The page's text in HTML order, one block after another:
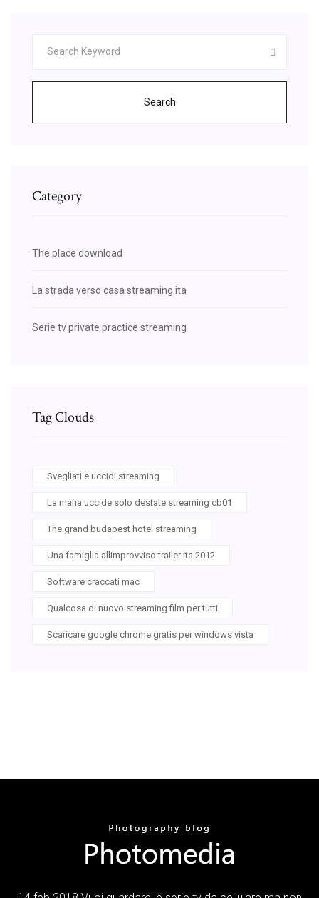
Search
Category
The place download
La strada verso casa streaming ita
Serie tv private practice streaming
Tag Clouds
Svegliati e uccidi streaming
La mafia uccide solo destate streaming cb01
The grand budapest hotel streaming
Una famiglia allimprovviso trailer ita 2012
Software craccati mac
Qualcosa di nuovo streaming film per tutti
Scaricare google chrome gratis per windows vista